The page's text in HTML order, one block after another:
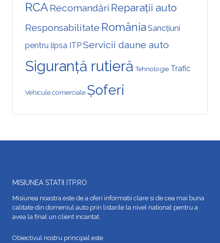
RCARecomandări Reparații auto
Responsabilitate România Sancțiuni
pentru lipsa ITPServicii daune auto
Siguranță rutieră Tehnologie Trafic
Vehicule comerciale Șoferi
MISIUNEA STATII ITP.RO
Misiunea noastra este de a oferi informatii clare si de cea mai buna
calitate din domeniul auto prin listarile la nivel national pentru a
avea la final un client incantat.
Obiectivul nostru principal este